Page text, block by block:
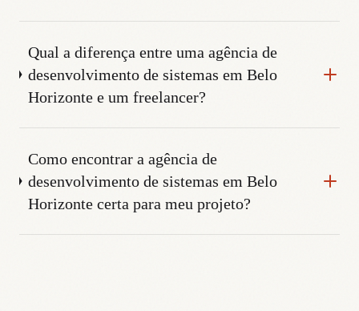
Qual a diferença entre uma agência de
desenvolvimento de sistemas em Belo
Horizonte e um freelancer?
Como encontrar a agência de
desenvolvimento de sistemas em Belo
Horizonte certa para meu projeto?